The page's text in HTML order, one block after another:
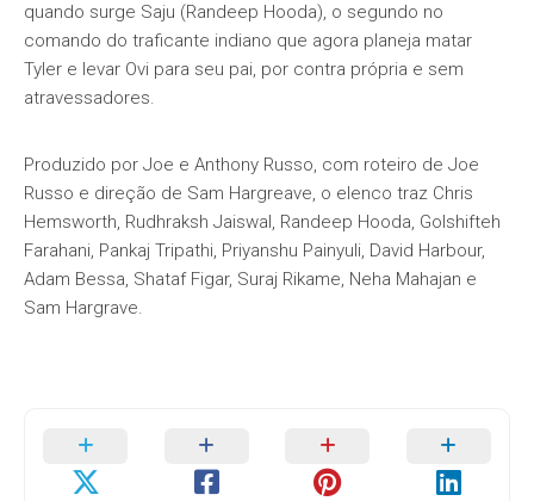
quando surge Saju (Randeep Hooda), o segundo no
comando do traficante indiano que agora planeja matar
Tyler e levar Ovi para seu pai, por contra própria e sem
atravessadores.
Produzido por Joe e Anthony Russo, com roteiro de Joe
Russo e direção de Sam Hargreave, o elenco traz Chris
Hemsworth, Rudhraksh Jaiswal, Randeep Hooda, Golshifteh
Farahani, Pankaj Tripathi, Priyanshu Painyuli, David Harbour,
Adam Bessa, Shataf Figar, Suraj Rikame, Neha Mahajan e
Sam Hargrave.